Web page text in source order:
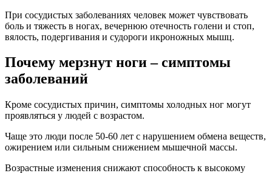
При сосудистых заболеваниях человек может чувствовать
боль и тяжесть в ногах, вечернюю отечность голени и стоп,
вялость, подергивания и судороги икроножных мышц.
Почему мерзнут ноги – симптомы
заболеваний
Кроме сосудистых причин, симптомы холодных ног могут
проявляться у людей с возрастом.
Чаще это люди после 50-60 лет с нарушением обмена веществ,
ожирением или сильным снижением мышечной массы.
Возрастные изменения снижают способность к высокому